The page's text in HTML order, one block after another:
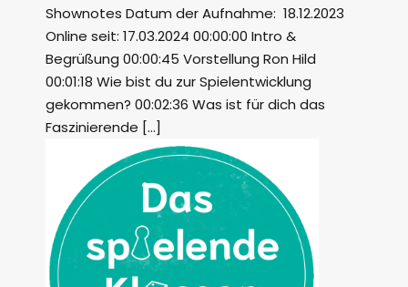
Shownotes Datum der Aufnahme: 18.12.2023
Online seit: 17.03.2024 00:00:00 Intro &
Begrüßung 00:00:45 Vorstellung Ron Hild
00:01:18 Wie bist du zur Spielentwicklung
gekommen? 00:02:36 Was ist für dich das
Faszinierende […]